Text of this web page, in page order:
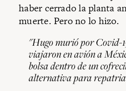
haber cerrado la planta
muerte. Pero no lo hizo.
"Hugo murió por Covid-
viajaron en avión a
bolsa dentro de un
alternativa para